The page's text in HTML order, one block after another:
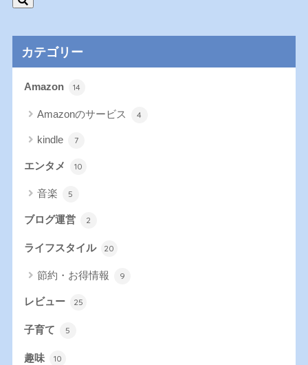
カテゴリー
Amazon 14
Amazonのサービス 4
kindle 7
エンタメ 10
音楽 5
ブログ運営 2
ライフスタイル 20
節約・お得情報 9
レビュー 25
子育て 5
趣味 10